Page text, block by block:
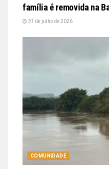
família é removida na
31 de julho de 2026
COMUNIDADE